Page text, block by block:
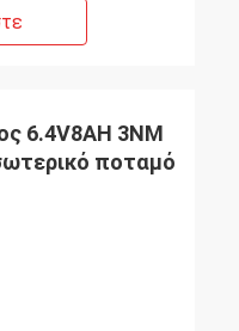
6.4V8AH 3NM
ποταμό